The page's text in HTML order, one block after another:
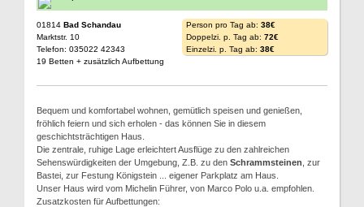
01814 Bad Schandau
Marktstr. 10
Telefon: 035022 42343
19 Betten + zusätzlich Aufbettung
Person pro Tag ab: 38€
Doppelzi. p. Tag ab: 72€
Einzelzi. p. Tag ab: 38€
Bequem und komfortabel wohnen, gemütlich speisen und genießen,
fröhlich feiern und sich erholen - das können Sie in diesem
geschichtsträchtigen Haus.
Die zentrale, ruhige Lage erleichtert Ausflüge zu den zahlreichen
Sehenswürdigkeiten der Umgebung, Z.B. zu den Schrammsteinen , zur
Bastei, zur Festung Königstein ... eigener Parkplatz am Haus.
Unser Haus wird vom Michelin Führer, von Marco Polo u.a. empfohlen.
Zusatzkosten für Aufbettungen: